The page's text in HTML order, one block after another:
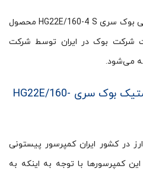
کمپرسور سمی هرمتیک پیستونی بوک سری HG22E/160-4 S محصول
شرکت بوک در ایران توسط شرکت
می‌شود.
قیمت کمپرسور سمی هرمتیک بوک سری HG22E/160-
در کشور ایران کمپرسور پیستونی
کمپرسورها با توجه به اینکه به